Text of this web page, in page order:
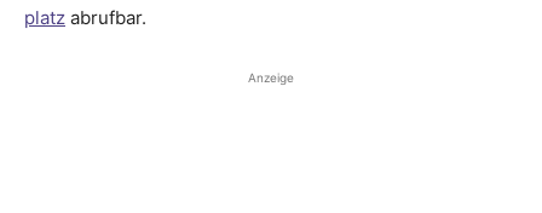
platz abrufbar.
Anzeige